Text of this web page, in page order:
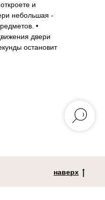
и
небольшая -
•
двери
остановит
наверх